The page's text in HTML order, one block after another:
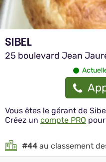
SIBEL
25 boulevard Jean
Vous êtes le gérant de
Créez un compte PRO
#44 au classement